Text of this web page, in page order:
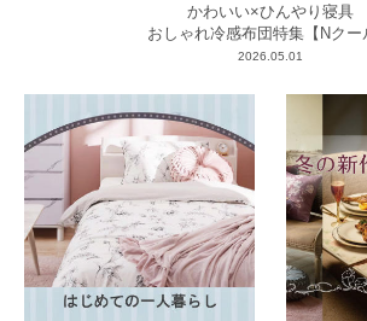
かわいい×ひんやり寝具
おしゃれ冷感布団特集【Nクー
2026.05.01